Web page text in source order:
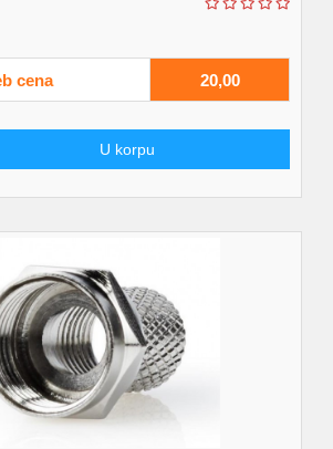
cena 20,00
U korpu